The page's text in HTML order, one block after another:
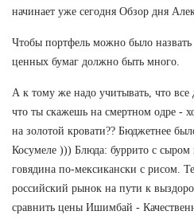
начинает уже сегодня Обзор дня
Чтобы портфель можно было
ценных бумаг должно быть много.
А к тому же надо учитывать, что
что ты скажешь на смертном одре -
на золотой кровати?? Бюджетнее
Косумеле ))) Блюда: буррито с сыром
говядина по-мексикански с рисом.
российский рынок на пути к
сравнить цены Ишимбай -